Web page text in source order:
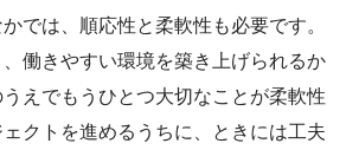
では、順応性と柔軟性も必要です。
働きやすい環境を築き上げられるか
えでもうひとつ大切なことが柔軟性
クトを進めるうちに、ときには工夫